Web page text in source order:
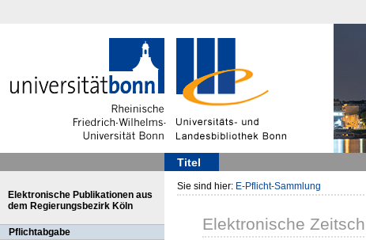
Titel
Elektronische Publikationen aus
dem Regierungsbezirk Köln
Pflichtabgabe
Sie sind hier: E-Pflicht-Sammlung
Elektronische